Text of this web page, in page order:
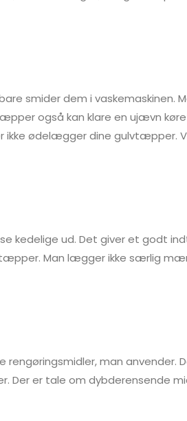
smider dem i vaskemaskinen.
også kan klare en ujævn
ikke ødelægger dine gulvtæpper.
kedelige ud. Det giver et godt
Man lægger ikke særlig
man anvender.
Der er tale om dybderensende